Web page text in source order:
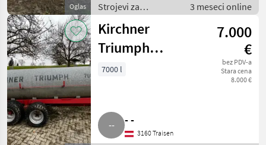
Oglas
Strojevi za
đubrenje, gnojenje i
navodnjavanje /
Cisterne za gnojnicu
3 meseci online
Kirchner
Triumph
Güllefass
7.000
€
bez PDV-a
Stara cena
8.000 €
7000 l
- -
3160 Traisen